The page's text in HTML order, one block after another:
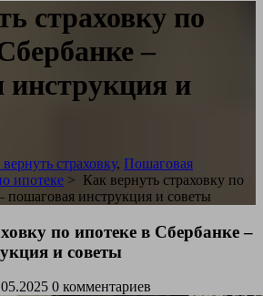
страховку по
–
инструкция и
страховку, Пошаговая
ипотеке > Как вернуть страховку по
пошаговая инструкция и советы
по ипотеке в Сбербанке –
и советы
0 комментариев